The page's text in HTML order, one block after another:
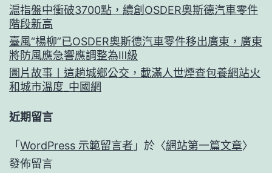
滬指盤中衝破3700點，續創OSDER奧斯德汽車零件
階段新高
臺風“楊柳”已OSDER奧斯德汽車零件移出廣東，廣東
將防風應急響應調整為Ⅲ級
圖片故事丨這趟城鄉公交，載滿人世煙查包養網站火
和城市溫度_中國網
近期留言
「 WordPress 示範留言者 」於〈網站第一篇文章〉
發佈留言